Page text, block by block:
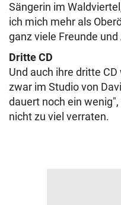
Sängerin im
ich mich mehr als
ganz viele Freunde
Dritte CD
Und auch ihre dritte
zwar im Studio von
dauert noch ein
nicht zu viel verraten.